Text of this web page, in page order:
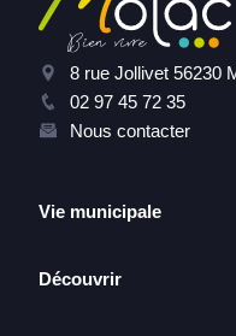
8 rue Jollivet 56230
02 97 45 72 35
Nous contacter
Vie municipale
Découvrir